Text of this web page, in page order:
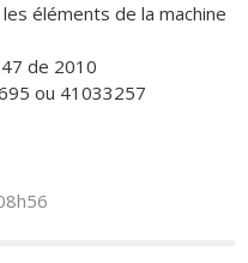
éléments de la machine
47 de 2010
ou 41033257